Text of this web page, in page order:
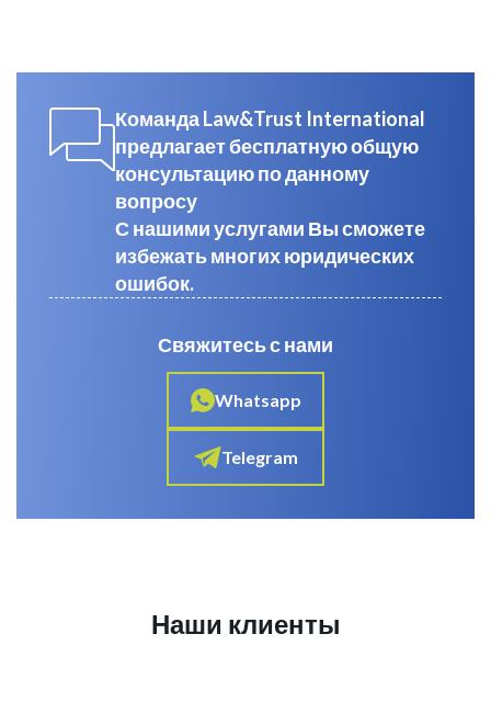
Команда Law&Trust International
предлагает бесплатную общую
консультацию по данному
вопросу
С нашими услугами Вы сможете
избежать многих юридических
ошибок.
Свяжитесь с нами
Whatsapp
Telegram
Наши клиенты